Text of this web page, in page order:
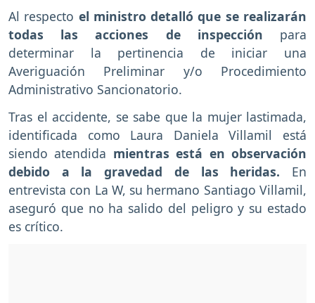
Al respecto el ministro detalló que se realizarán
todas las acciones de inspección para
determinar la pertinencia de iniciar una
Averiguación Preliminar y/o Procedimiento
Administrativo Sancionatorio.
Tras el accidente, se sabe que la mujer lastimada,
identificada como Laura Daniela Villamil está
siendo atendida mientras está en observación
debido a la gravedad de las heridas. En
entrevista con La W, su hermano Santiago Villamil,
aseguró que no ha salido del peligro y su estado
es crítico.